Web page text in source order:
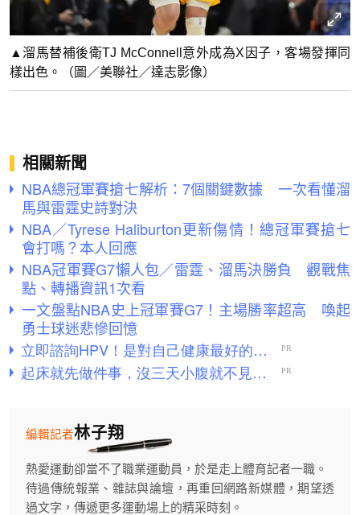
▲溜馬替補後衛TJ McConnell意外成為X因子，客場發揮同
樣出色。（圖／美聯社／達志影像）
相關新聞
NBA總冠軍賽搶七解析：7個關鍵數據 一次看懂溜
馬與雷霆史詩對決
NBA／Tyrese Haliburton更新傷情！總冠軍賽搶七
會打嗎？本人回應
NBA冠軍賽G7懶人包／雷霆、溜馬決勝負 觀戰焦
點、轉播資訊1次看
一文盤點NBA史上冠軍賽G7！主場勝率超高 喚起
勇士球迷悲慘回憶
林子翔
編輯記者
熱愛運動卻當不了職業運動員，於是走上體育記者一職。
待過傳統報業、雜誌與論壇，再重回網路新媒體，期望透
過文字，傳遞更多運動場上的精采時刻。